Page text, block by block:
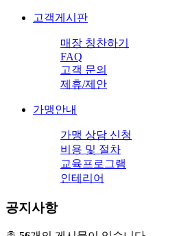
고객게시판
매장 칭찬하기
FAQ
고객 문의
제휴/제안
가맹안내
가맹 상담 신청
비용 및 절차
교육프로그램
인테리어
공지사항